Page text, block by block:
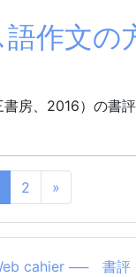
作文の
房、2016）の書
2 »
cahier ── 書評